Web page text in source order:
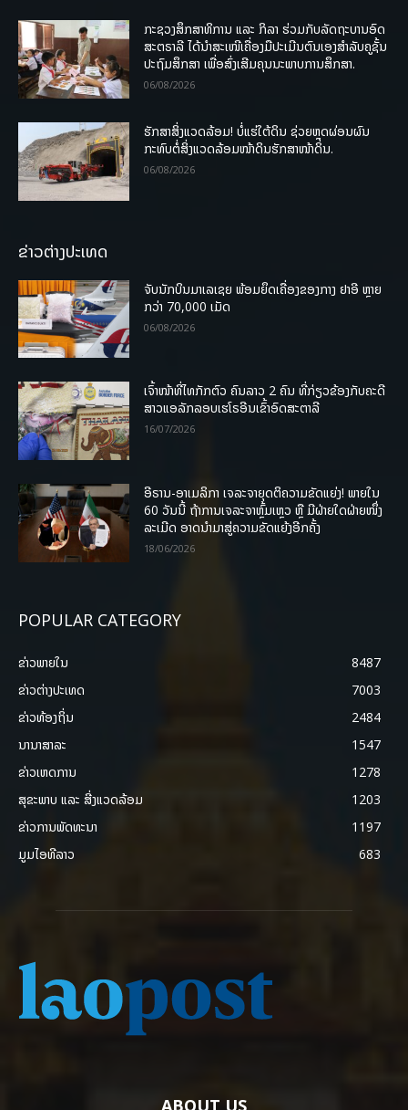
ກະຊວງສຶກສາທິການ ແລະ ກິລາ ຮ່ວມກັບລັດຖະບານອົດ
ສະຕຣາລີ ໄດ້ນຳສະເໜີເຄື່ອງມືປະເມີນຕົນເອງສຳລັບຄູຊັ້ນ
ປະຖົມສຶກສາ ເພື່ອສົ່ງເສີມຄຸນນະພາບການສຶກສາ.
06/08/2026
ຮັກສາສິ່ງແວດລ້ອມ! ບໍ່ແຮ່ໃຕ້ດິນ ຊ່ວຍຫຼຸດຜ່ອນຜົນ
ກະທົບຕໍ່ສິ່ງແວດລ້ອມໜ້າດິນຮັກສາໜ້າດິນ.
06/08/2026
ຂ່າວຕ່າງປະເທດ
ຈັບນັກບິນມາເລເຊຍ ພ້ອມຍຶດເຄື່ອງຂອງກາງ ຢາອີ ຫຼາຍ
ກວ່າ 70,000 ເມັດ
06/08/2026
ເຈົ້າໜ້າທີ່ໄທກັກຕົວ ຄົນລາວ 2 ຄົນ ທີ່ກ່ຽວຂ້ອງກັບຄະດີ
ສາວແອລັກລອບເຮໂຣອີນເຂົ້າອົດສະຕາລີ
16/07/2026
ອີຣານ-ອາເມລິກາ ເຈລະຈາຍຸດຕິຄວາມຂັດແຍ່ງ! ພາຍໃນ
60 ວັນນີ້ ຖ້າການເຈລະຈາຫຼົ້ມເຫຼວ ຫຼື ມີຝ່າຍໃດຝ່າຍໜຶ່ງ
ລະເມີດ ອາດນໍາມາສູ່ຄວາມຂັດແຍ້ງອີກຄັ້ງ
18/06/2026
POPULAR CATEGORY
ຂ່າວພາຍ​ໃນ
8487
ຂ່າວຕ່າງປະເທດ
7003
ຂ່າວທ້ອງຖິ່ນ
2484
ນານາສາລະ
1547
ຂ່າວເຫດການ
1278
ສຸຂະພາບ ແລະ ສີ່ງແວດລ້ອມ
1203
ຂ່າວການພັດທະນາ
1197
ມູມໄອທີລາວ
683
ABOUT US